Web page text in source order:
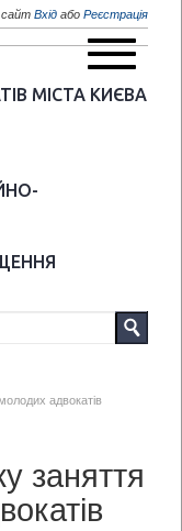
Вхід або Реєстрація
МІСТА КИЄВА
адвокатів
заняття